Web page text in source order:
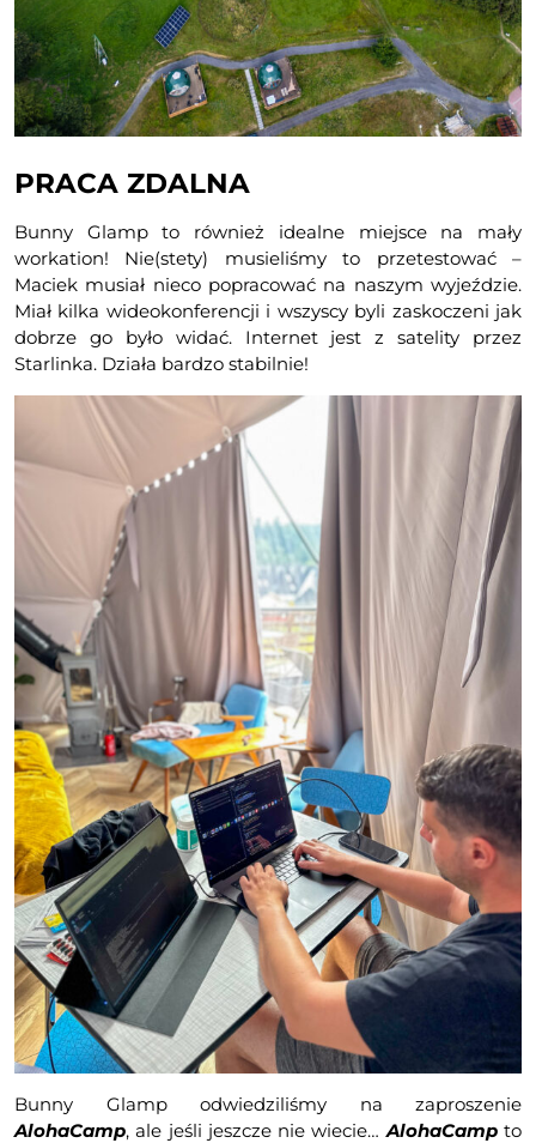
PRACA ZDALNA
Bunny Glamp to również idealne miejsce na mały
workation! Nie(stety) musieliśmy to przetestować –
Maciek musiał nieco popracować na naszym wyjeździe.
Miał kilka wideokonferencji i wszyscy byli zaskoczeni jak
dobrze go było widać. Internet jest z satelity przez
Starlinka. Działa bardzo stabilnie!
Bunny Glamp odwiedziliśmy na zaproszenie
AlohaCamp, ale jeśli jeszcze nie wiecie… AlohaCampto